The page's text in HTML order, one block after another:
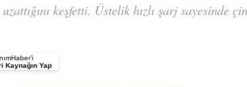
keşfetti. Üstelik hızlı şarj sayesinde
Kaynağın Yap